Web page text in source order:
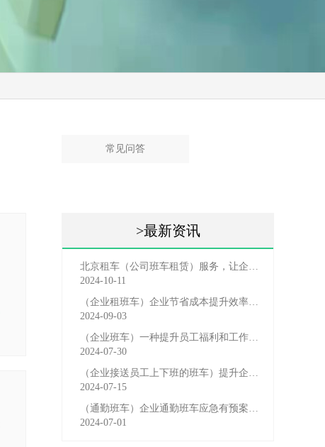
常见问答
>最新资讯
北京租车（公司班车租赁）服务，让企业员工出行更轻松
2024-10-11
（企业租班车）企业节省成本提升效率选择，租班车注意事
2024-09-03
（企业班车）一种提升员工福利和工作效率的重要工具
2024-07-30
（企业接送员工上下班的班车）提升企业形象与员工福利的
2024-07-15
（通勤班车）企业通勤班车应急有预案，啥事也不怕
2024-07-01